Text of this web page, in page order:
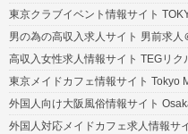
東京クラブイベント情報サイト
男の為の高収入求人サイト 男前求人
高収入女性求人情報サイト TEGリク
東京メイドカフェ情報サイト Tokyo
外国人向け大阪風俗情報サイト
外国人対応メイドカフェ求人情報サ